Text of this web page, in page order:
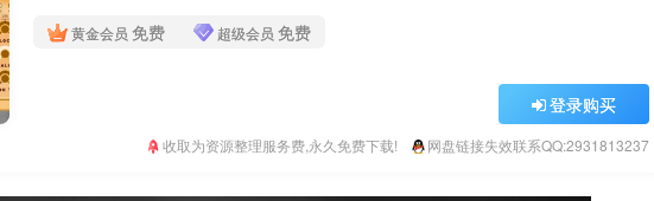
黄金会员 免费 超级会员 免费
登录购买
收取为资源整理服务费,永久免费下载! 网盘链接失效联系QQ:2931813237